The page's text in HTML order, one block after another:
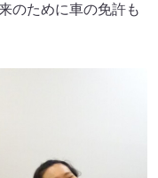
のために車の免許も